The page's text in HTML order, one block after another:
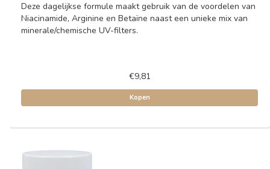
Deze dagelijkse formule maakt gebruik van de voordelen van
Niacinamide, Arginine en Betaïne naast een unieke mix van
minerale/chemische UV-filters.
€9,81
Kopen